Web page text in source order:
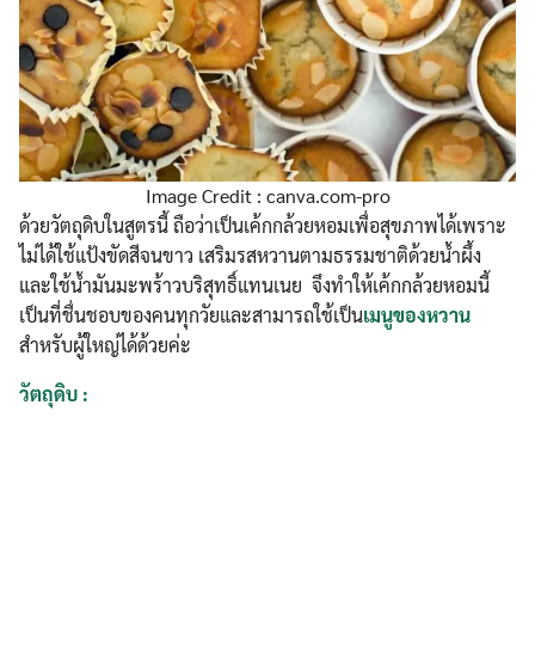
Image Credit : canva.com-pro
ด้วยวัตถุดิบในสูตรนี้ ถือว่าเป็นเค้กกล้วยหอมเพื่อสุขภาพได้เพราะ
ไม่ได้ใช้แป้งขัดสีจนขาว เสริมรสหวานตามธรรมชาติด้วยน้ำผึ้ง
และใช้น้ำมันมะพร้าวบริสุทธิ์แทนเนย จึงทำให้เค้กกล้วยหอมนี้
เป็นที่ชื่นชอบของคนทุกวัยและสามารถใช้เป็นเมนูของหวาน
สำหรับผู้ใหญ่ได้ด้วยค่ะ
วัตถุดิบ :